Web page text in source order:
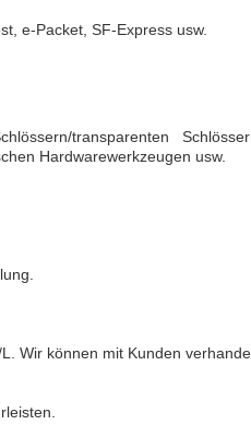
e-Packet, SF-Express usw.
transparenten
Hardwarewerkzeugen usw.
Wir können mit Kunden